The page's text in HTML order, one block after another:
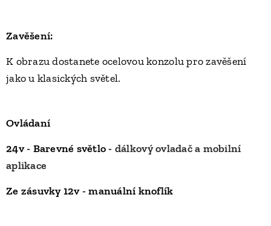
Zavěšení:
K obrazu dostanete ocelovou konzolu pro zavěšení
jako u klasických světel.
Ovládaní
24v - Barevné světlo - dálkový ovladač a mobilní
aplikace
Ze zásuvky 12v - manuální knoflík